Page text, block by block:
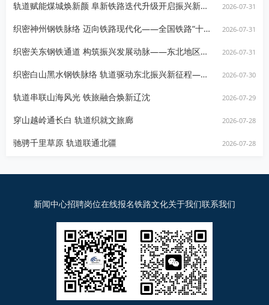
轨道赋能煤城焕新颜 阜新铁路迭代升级开启振兴新图景 2026-07-31
织密神州钢铁脉络 迈向铁路现代化——全国铁路“十五五”建设发展主要目标深度资讯 2026-07-31
织密关东钢铁通道 构筑振兴发展动脉——东北地区铁路近期建设发展规划深度资讯报告 2026-07-31
织密白山黑水钢铁脉络 轨道驱动东北振兴新征程——东三省近年铁路建设与高质量发展资讯 2026-07-30
轨道串联山海风光 铁旅融合焕新辽沈 2026-07-29
穿山越岭通长白 轨道织就文旅廊 2026-07-28
驰骋千里草原 轨道联通北疆 2026-07-28
新闻中心招聘岗位在线报名铁路文化关于我们联系我们